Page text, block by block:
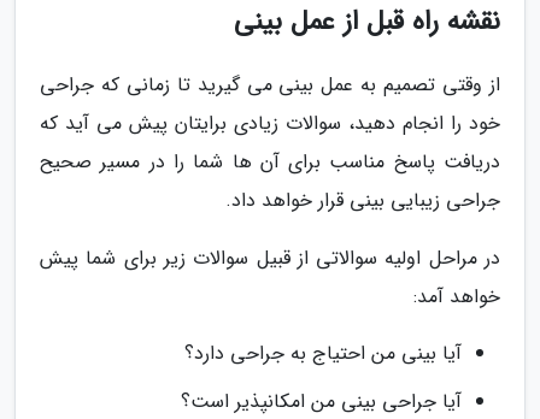
نقشه راه قبل از عمل بینی
از وقتی تصمیم به عمل بینی می گیرید تا زمانی که جراحی
خود را انجام دهید، سوالات زیادی برایتان پیش می آید که
دریافت پاسخ مناسب برای آن ها شما را در مسیر صحیح
جراحی زیبایی بینی قرار خواهد داد.
در مراحل اولیه سوالاتی از قبیل سوالات زیر برای شما پیش
خواهد آمد:
آیا بینی من احتیاج به جراحی دارد؟
آیا جراحی بینی من امکانپذیر است؟